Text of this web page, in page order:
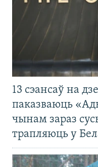
13 сэансаў на
паказваюць
чынам зараз
трапляюць у